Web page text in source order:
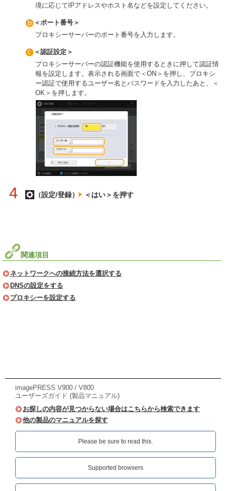
境に応じてIPアドレスやホスト名などを設定してください。
＜ポート番号＞
プロキシーサーバーのポート番号を入力します。
＜認証設定＞
プロキシーサーバーの認証機能を使用するときに押して認証情
報を設定します。表示される画面で＜ON＞を押し、プロキシ
ー認証で使用するユーザー名とパスワードを入力したあと、＜
OK＞を押します。
4 （設定/登録） ＜はい＞を押す
関連項目
ネットワークへの接続方法を選択する
DNSの設定をする
プロキシーを設定する
imagePRESS V900 / V800
ユーザーズガイド (製品マニュアル)
お探しの内容が見つからない場合はこちらから検索できます
他の製品のマニュアルを探す
Please be sure to read this.‎
Supported browsers